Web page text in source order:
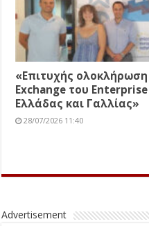
«Επιτυχής
Exchange του
Ελλάδας και Γαλλίας»
28/07/2026 11:40
Advertisement